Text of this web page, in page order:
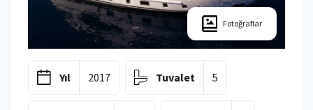
Fotoğraflar
Yıl 2017 Tuvalet 5